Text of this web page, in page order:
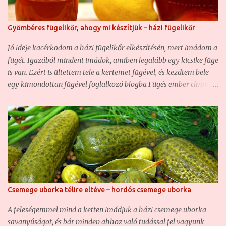
városi élet jobbára a túlfűtött panellakásokról szól, vagy a kissé
párás, régi bérházakról. Egyik sem alkalmas arra, hogy
huzamosabb ideig tároljunk nyers fokhagymafejeket, mert vagy
túlszáradnak, vagy megpenészednek, tönkremennek. Ezért most
egy olyan módszert mutatok be, amivel a fokhagymát eltehetjük
télire. Ez pedig nem lesz más, mint a boltok polcairól már t...
Gyömbéres fügelikőr, ahogy mi készítjük – házi fügelikőr
Jó ideje kacérkodom a házi fügelikőr elkészítésén, mert imádom a
fügét. Igazából mindent imádok, amiben legalább egy kicsike füge
is van. Ezért is ültettem tele a kertemet fügével, és kezdtem bele
egy kimondottan fügével foglalkozó blogba Fügés ember címmel.
elterjedt jelenség, mint a házikertekben, ezért nagyon nehéz jó
fügés recepteket fellelni magyar háziasszonyok tollából. A
magyar weben keringő fügelikőrök is nagyjából mind ugyanazok.
Végy egy kis vodkát vagy pálinkát, dobálj bele fügét, önts bele
cukrot, hagyd állni, szűrd le, aztán kész is. A merészebbek talán
már fahéjat, vagy netán vaníliát is tesznek bele... Aki rendszeres
olvasója a feleségemmel közösen vezetett blogunknak, az viszont
jól tudja, hogy én ennél ínyencebb vagyok. Szeretem a finom
ízeket, az illatos fűszereket, és a különleges, de ugyanakkor jól
eltalált recepteket. Hajlandó vagyok kísérletezni is, így sokszor
Csemege uborka télire eltéve – hordós csemege uborka
A feleségemmel mind a ketten imádjuk a házi csemege uborka
savanyúságot, és bár minden ahhoz való tudással fel vagyunk